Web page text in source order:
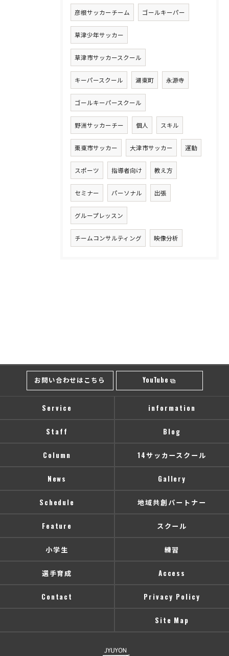
彦根サッカーチーム ゴールキーパー
草津少年サッカー
草津市サッカースクール
キーパースクール 湖東町 永源寺
ゴールキーパースクール
野洲サッカーチー 個人 スキル
栗東市サッカー 大津市サッカー 運動
スポーツ 指導者向け 教え方
セミナー パーソナル 出張
グループレッスン
チームコンサルティング 映像分析
お問い合わせはこちら YouTube
Service information
Staff Blog
Column 14サッカースクール
News Gallery
Schedule 地域共創パートナー
Feature スクール
小学生 練習
選手育成 Access
Contact Privacy Policy
Site Map